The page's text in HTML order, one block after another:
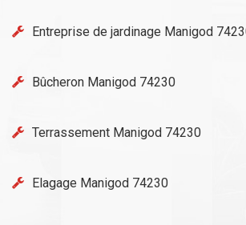
Entreprise de jardinage Manigod
Bûcheron Manigod 74230
Terrassement Manigod 74230
Elagage Manigod 74230